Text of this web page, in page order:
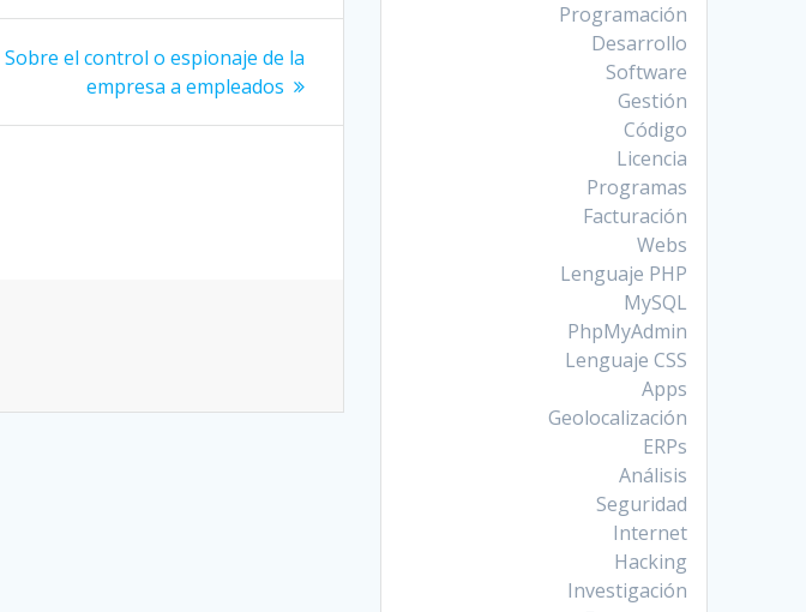
Sobre el control o espionaje de la
empresa a empleados
Programación
Desarrollo
Software
Gestión
Código
Licencia
Programas
Facturación
Webs
Lenguaje PHP
MySQL
PhpMyAdmin
Lenguaje CSS
Apps
Geolocalización
ERPs
Análisis
Seguridad
Internet
Hacking
Investigación